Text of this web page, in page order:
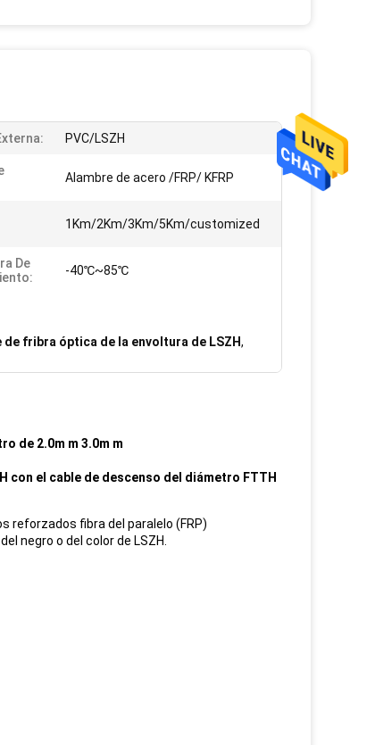
PVC/LSZH
Alambre de acero /FRP/ KFRP
1Km/2Km/3Km/5Km/customized
De
-40℃~85℃
de fribra óptica de la envoltura de LSZH,
de 2.0m m 3.0m m
con el cable de descenso del diámetro FTTH
reforzados fibra del paralelo (FRP)
negro o del color de LSZH.